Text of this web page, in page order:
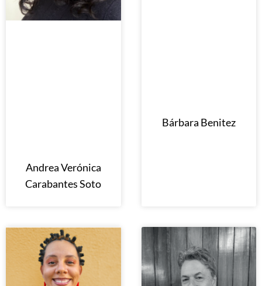
Andrea Verónica
Carabantes Soto
Bárbara Benitez